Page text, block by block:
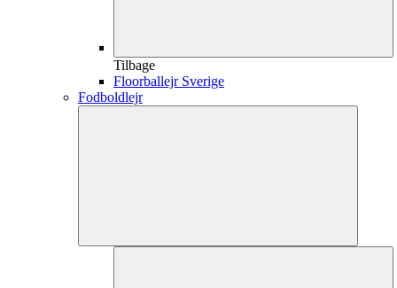
Tilbage
Floorballejr Sverige
Fodboldlejr